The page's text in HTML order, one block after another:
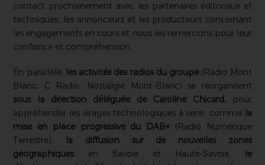
contact prochainement avec les partenaires éditoriaux et
techniques, les annonceurs et les producteurs concernant
les engagements en cours et nous les remercions pour leur
confiance et compréhension.
En parallèle, les activités des radios du groupe (Radio Mont
Blanc, C Radio, Nostalgie Mont-Blanc) se réorganisent
sous la direction déléguée de Caroline Chicard, pour
appréhender les virages technologiques à venir, comme la
mise en place progressive du DAB+ (Radio Numérique
Terrestre),
la diffusion sur de nouvelles zones
géographiques en Savoie et Haute-Savoie, le